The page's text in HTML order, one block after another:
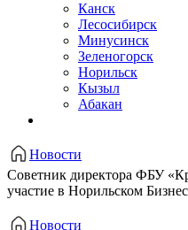
Канск
Лесосибирск
Минусинск
Зеленогорск
Норильск
Кызыл
Абакан
Новости
Советник директора ФБУ
участие в Норильском
Новости